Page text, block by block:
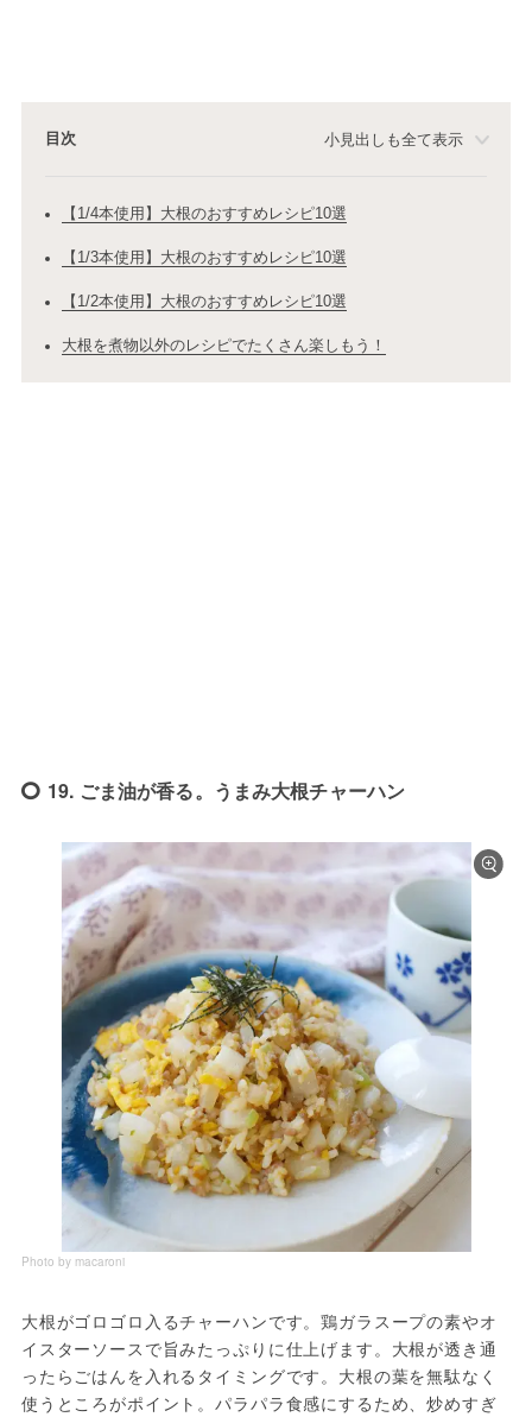
目次 小見出しも全て表示
【1/4本使用】大根のおすすめレシピ10選
【1/3本使用】大根のおすすめレシピ10選
【1/2本使用】大根のおすすめレシピ10選
大根を煮物以外のレシピでたくさん楽しもう！
19. ごま油が香る。うまみ大根チャーハン
Photo by macaroni
大根がゴロゴロ入るチャーハンです。鶏ガラスープの素やオ
イスターソースで旨みたっぷりに仕上げます。大根が透き通
ったらごはんを入れるタイミングです。大根の葉を無駄なく
使うところがポイント。パラパラ食感にするため、炒めすぎ